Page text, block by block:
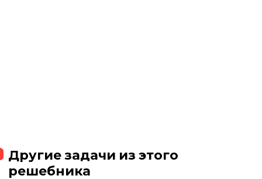
Другие задачи из этого
решебника